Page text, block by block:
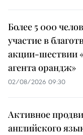
Более 5 000
участие в
акции-шествии
агента орандж»
02/08/2026 09:30
Активное
английского